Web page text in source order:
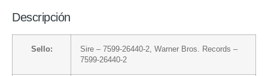
Descripción
Sello: Sire – 7599-26440-2, Warner Bros. Records –
7599-26440-2